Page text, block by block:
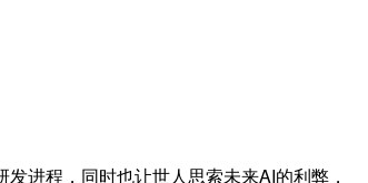
进程，同时也让世人思索未来AI的利弊，